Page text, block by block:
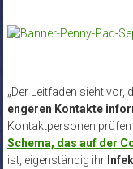
„Der Leitfaden sieht vor,
engeren Kontakte
Kontaktpersonen
Schema, das auf der
ist, eigenständig ihr